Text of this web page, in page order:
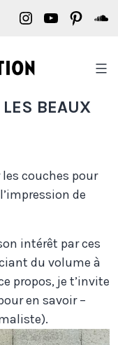
Borasification
BEAUX
couches pour
de
intérêt par ces
du volume à
propos, je t’invite
en savoir –